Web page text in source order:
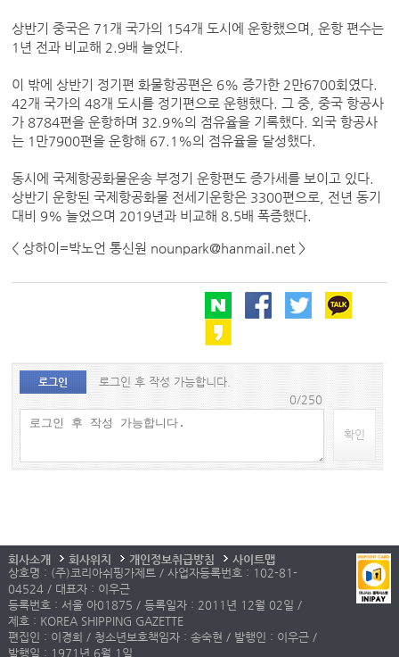
상반기 중국은 71개 국가의 154개 도시에 운항했으며, 운항 편수는
1년 전과 비교해 2.9배 늘었다.
이 밖에 상반기 정기편 화물항공편은 6% 증가한 2만6700회였다.
42개 국가의 48개 도시를 정기편으로 운행했다. 그 중, 중국 항공사
가 8784편을 운항하며 32.9%의 점유율을 기록했다. 외국 항공사
는 1만7900편을 운항해 67.1%의 점유율을 달성했다.
동시에 국제항공화물운송 부정기 운항편도 증가세를 보이고 있다.
상반기 운항된 국제항공화물 전세기운항은 3300편으로, 전년 동기
대비 9% 늘었으며 2019년과 비교해 8.5배 폭증했다.
< 상하이=박노언 통신원 nounpark@hanmail.net >
로그인
로그인 후 작성 가능합니다.
0/250
확인
회사소개 회사위치 개인정보취급방침
사이트맵
상호명 : (주)코리아쉬핑가제트 / 사업자등록번호 : 102-81-
04524 / 대표자 : 이우근
등록번호 : 서울 아01875 / 등록일자 : 2011년 12월 02일 /
제호 : KOREA SHIPPING GAZETTE
편집인 : 이경희 / 청소년보호책임자 : 송숙현 / 발행인 : 이우근 /
발행일 : 1971년 6월 1일